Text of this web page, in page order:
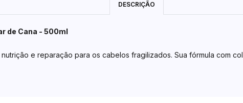
DESCRIÇÃO
de Cana - 500ml
e reparação para os cabelos fragilizados. Sua fórmula com